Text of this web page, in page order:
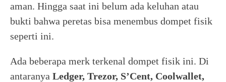
aman. Hingga saat ini belum ada keluhan atau
bukti bahwa peretas bisa menembus dompet fisik
seperti ini.
Ada beberapa merk terkenal dompet fisik ini. Di
antaranya Ledger, Trezor, S’Cent, Coolwallet,